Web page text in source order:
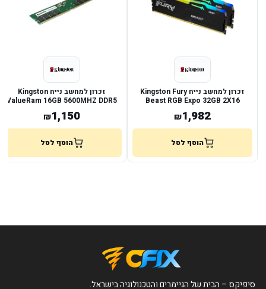
זכרון למחשב נייח Kingston Fury
Beast RGB Expo 32GB 2X16
5600MHZ DDR5 CL36
₪1,982
הוסף לסל
זכרון למחשב נייח Kingston
ValueRam 16GB 5600MHZ DDR5
non-ECC C46
₪1,150
הוסף לסל
סיפיקס – הבית של הגיימרים והטכנולוגיה בישראל.